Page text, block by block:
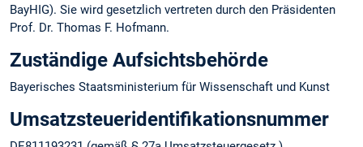
BayHIG). Sie wird gesetzlich vertreten durch den Präsidenten
Prof. Dr. Thomas F. Hofmann.
Zuständige Aufsichtsbehörde
Bayerisches Staatsministerium für Wissenschaft und Kunst
Umsatzsteuer­identifikations­nummer